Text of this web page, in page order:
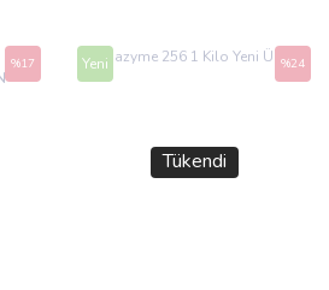
%17 Yeni
Tükendi
%24